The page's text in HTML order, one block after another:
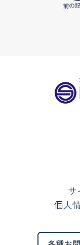
前の
サ
個人